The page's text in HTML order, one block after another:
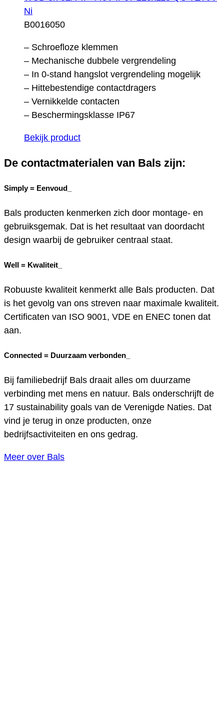
Ni
B0016050
– Schroefloze klemmen
– Mechanische dubbele vergrendeling
– In 0-stand hangslot vergrendeling mogelijk
– Hittebestendige contactdragers
– Vernikkelde contacten
– Beschermingsklasse IP67
Bekijk product
De contactmaterialen van Bals zijn:
Simply = Eenvoud_
Bals producten kenmerken zich door montage- en
gebruiksgemak. Dat is het resultaat van doordacht
design waarbij de gebruiker centraal staat.
Well = Kwaliteit_
Robuuste kwaliteit kenmerkt alle Bals producten. Dat
is het gevolg van ons streven naar maximale kwaliteit.
Certificaten van ISO 9001, VDE en ENEC tonen dat
aan.
Connected = Duurzaam verbonden_
Bij familiebedrijf Bals draait alles om duurzame
verbinding met mens en natuur. Bals onderschrijft de
17 sustainability goals van de Verenigde Naties. Dat
vind je terug in onze producten, onze
bedrijfsactiviteiten en ons gedrag.
Meer over Bals